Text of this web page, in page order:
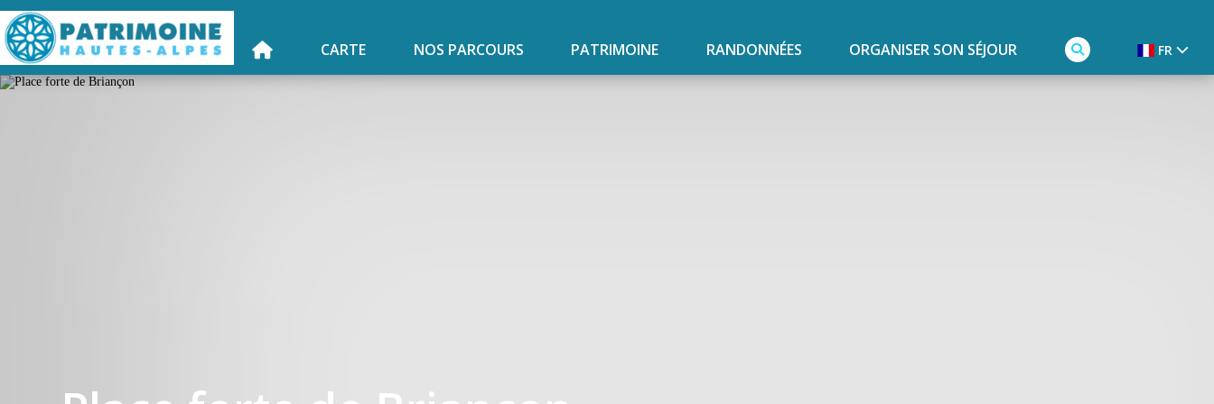
CARTE NOS PARCOURS PATRIMOINE RANDONNÉES ORGANISER SON SÉJOUR FR